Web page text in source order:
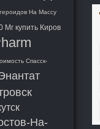
На Массу
Мг купить Киров
Спасск-
На-